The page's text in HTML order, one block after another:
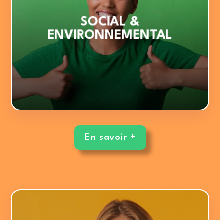
SOCIAL &
ENVIRONNEMENTAL
LES THÉMATIQUES :
1. Handicap
2. Diversité & inclusion
3. Environnement professionnel
4. Développement durable
En savoir +